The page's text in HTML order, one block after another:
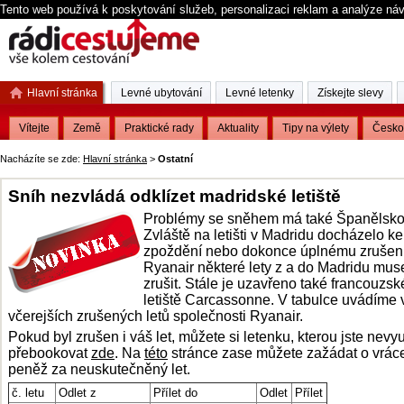
Tento web používá k poskytování služeb, personalizaci reklam a analýze
Nacházíte se zde: Hlavní stránka > Ostatní
Sníh nezvládá odklízet madridské letiště
Problémy se sněhem má také
Zvláště na letišti v Madridu docházelo ke
zpoždění nebo dokonce úplnému
Ryanair některé lety z a do Madridu
zrušit. Stále je uzavřeno také
letiště Carcassonne. V tabulce uvádíme
včerejších zrušených letů společnosti Ryanair.
Pokud byl zrušen i váš let, můžete si letenku, kterou jste
přebookovatzde. Na této stránce zase můžete zažádat o
peněž za neuskutečněný let.
č. letu Odlet z Přílet do Odlet Přílet
Hlavní stránka
Vítejte Země Praktické rady Aktuality Tipy na výlety Česko
Levné ubytování Levné letenky Získejte slevy